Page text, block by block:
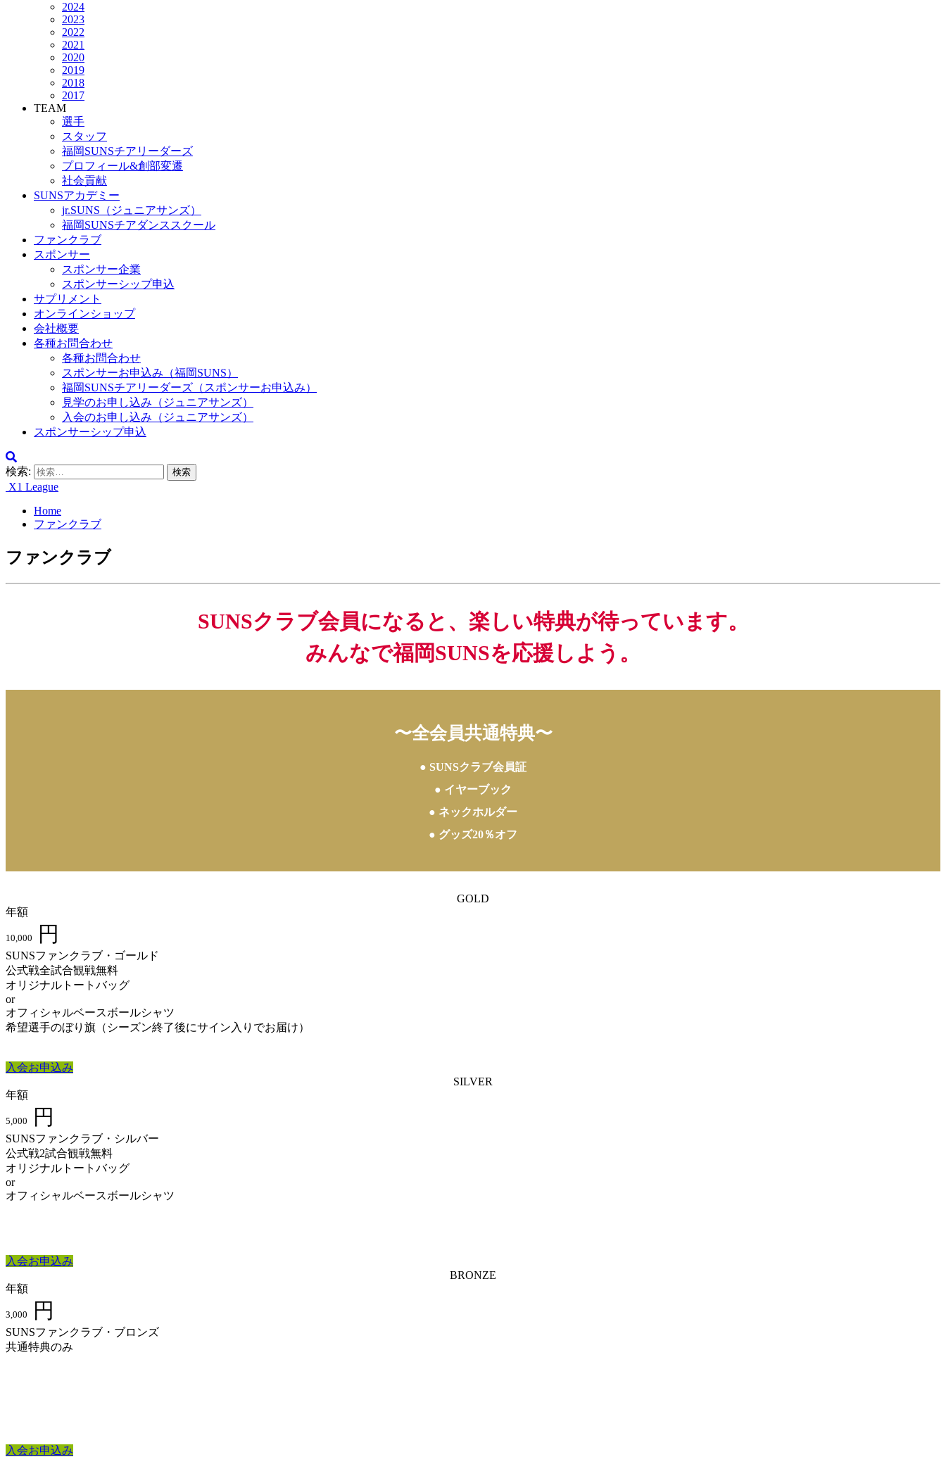
2024
2023
2022
2021
2020
2019
2018
2017
TEAM
選手
スタッフ
福岡SUNSチアリーダーズ
プロフィール&創部変遷
社会貢献
SUNSアカデミー
jr.SUNS（ジュニアサンズ）
福岡SUNSチアダンススクール
ファンクラブ
スポンサー
スポンサー企業
スポンサーシップ申込
サプリメント
オンラインショップ
会社概要
各種お問合わせ
各種お問合わせ
スポンサーお申込み（福岡SUNS）
福岡SUNSチアリーダーズ（スポンサーお申込み）
見学のお申し込み（ジュニアサンズ）
入会のお申し込み（ジュニアサンズ）
スポンサーシップ申込
検索:
X1 League
Home
ファンクラブ
ファンクラブ
SUNSクラブ会員になると、楽しい特典が待っています。
みんなで福岡SUNSを応援しよう。
〜​全会員共通特典〜
● SUNSクラブ会員証
● イヤーブック
● ネックホルダー
● グッズ20％オフ
GOLD
年額
10,000 円
SUNSファンクラブ・ゴールド
公式戦全試合観戦無料
オリジナルトートバッグ
or
オフィシャルベースボールシャツ
希望選手のぼり旗（シーズン終了後にサイン入りでお届け）
入会お申込み
SILVER
年額
5,000 円
SUNSファンクラブ・シルバー
公式戦2試合観戦無料
オリジナルトートバッグ
or
オフィシャルベースボールシャツ
入会お申込み
BRONZE
年額
3,000 円
SUNSファンクラブ・ブロンズ
共通特典のみ
入会お申込み